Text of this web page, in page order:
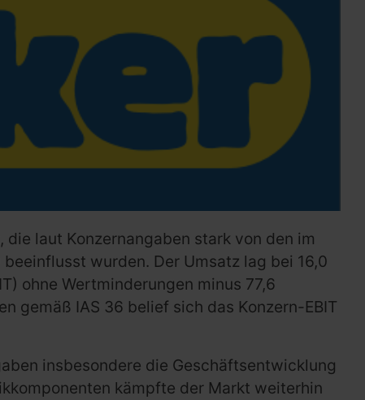
laut Konzernangaben stark von den im
wurden. Der Umsatz lag bei 16,0
ohne Wertminderungen minus 77,6
gemäß IAS 36 belief sich das Konzern-EBIT
insbesondere die Geschäftsentwicklung
kämpfte der Markt weiterhin